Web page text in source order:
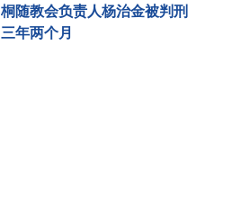
桐随教会负责人杨治金被判刑
三年两个月